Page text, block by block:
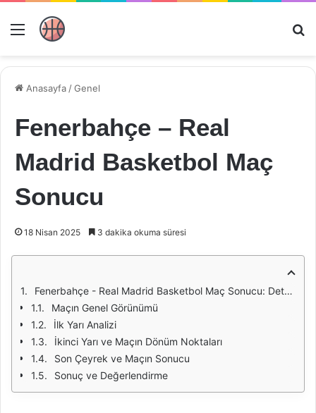
Menü
Anasayfa /Genel
Fenerbahçe – Real
Madrid Basketbol Maç
Sonucu
18 Nisan 2025 3 dakika okuma süresi
Fenerbahçe - Real Madrid Basketbol Maç Sonucu: Detaylı Bir Analiz
Maçın Genel Görünümü
İlk Yarı Analizi
İkinci Yarı ve Maçın Dönüm Noktaları
Son Çeyrek ve Maçın Sonucu
Sonuç ve Değerlendirme